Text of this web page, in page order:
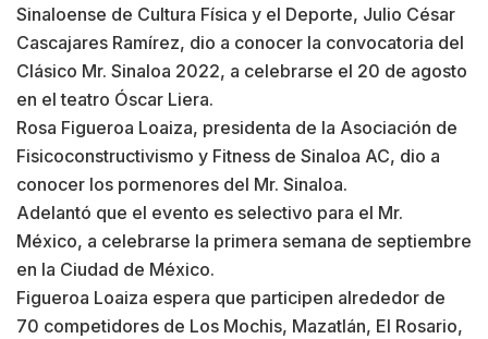
Sinaloense de Cultura Física y el Deporte, Julio César
Cascajares Ramírez, dio a conocer la convocatoria del
Clásico Mr. Sinaloa 2022, a celebrarse el 20 de agosto
en el teatro Óscar Liera.
Rosa Figueroa Loaiza, presidenta de la Asociación de
Fisicoconstructivismo y Fitness de Sinaloa AC, dio a
conocer los pormenores del Mr. Sinaloa.
Adelantó que el evento es selectivo para el Mr.
México, a celebrarse la primera semana de septiembre
en la Ciudad de México.
Figueroa Loaiza espera que participen alrededor de
70 competidores de Los Mochis, Mazatlán, El Rosario,